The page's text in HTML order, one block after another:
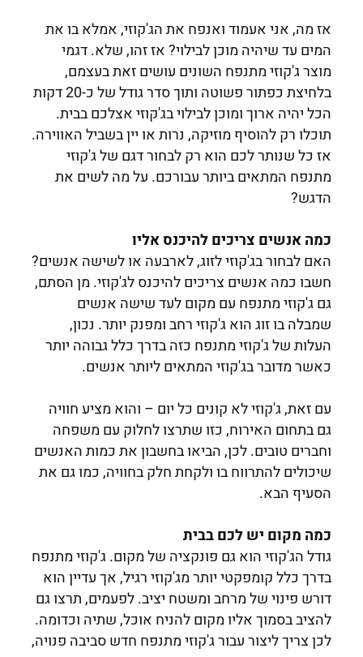
אז מה, אני אעמוד ואנפח את הג'קוזי, אמלא בו את
המים עד שיהיה מוכן לבילוי? אז זהו, שלא. דגמי
מוצר ג'קוזי מתנפח השונים עושים זאת בעצמם,
בלחיצת כפתור פשוטה ותוך סדר גודל של כ-20 דקות
הכל יהיה ארוך ומוכן לבילוי בג'קוזי אצלכם בבית.
תוכלו רק להוסיף מוזיקה, נרות או יין בשביל האווירה.
אז כל שנותר לכם הוא רק לבחור דגם של ג'קוזי
מתנפח המתאים ביותר עבורכם. על מה לשים את
הדגש?
כמה אנשים צריכים להיכנס אליו
האם לבחור בג'קוזי לזוג, לארבעה או לשישה אנשים?
חשבו כמה אנשים צריכים להיכנס לג'קוזי. מן הסתם,
גם ג'קוזי מתנפח עם מקום לעד שישה אנשים
שמבלה בו זוג הוא ג'קוזי רחב ומפנק יותר. נכון,
העלות של ג'קוזי מתנפח כזה בדרך כלל גבוהה יותר
כאשר מדובר בג'קוזי המתאים ליותר אנשים.
עם זאת, ג'קוזי לא קונים כל יום – והוא מציע חוויה
גם בתחום האירוח, כזו שתרצו לחלוק עם משפחה
וחברים טובים. לכן, הביאו בחשבון את כמות האנשים
שיכולים להתרווח בו ולקחת חלק בחוויה, כמו גם את
הסעיף הבא.
כמה מקום יש לכם בבית
גודל הג'קוזי הוא גם פונקציה של מקום. ג'קוזי מתנפח
בדרך כלל קומפקטי יותר מג'קוזי רגיל, אך עדיין הוא
דורש פינוי של מרחב ומשטח יציב. לפעמים, תרצו גם
להציב בסמוך אליו מקום להניח אוכל, שתיה וכדומה.
לכן צריך ליצור עבור ג'קוזי מתנפח חדש סביבה פנויה,